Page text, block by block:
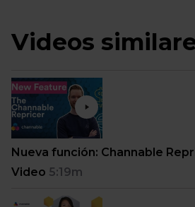
Videos
Nueva función: Channable
Video 5:19m